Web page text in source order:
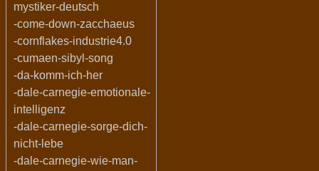
mystiker-deutsch
-come-down-zacchaeus
-cornflakes-industrie4.0
-cumaen-sibyl-song
-da-komm-ich-her
-dale-carnegie-emotionale-
intelligenz
-dale-carnegie-sorge-dich-
nicht-lebe
-dale-carnegie-wie-man-